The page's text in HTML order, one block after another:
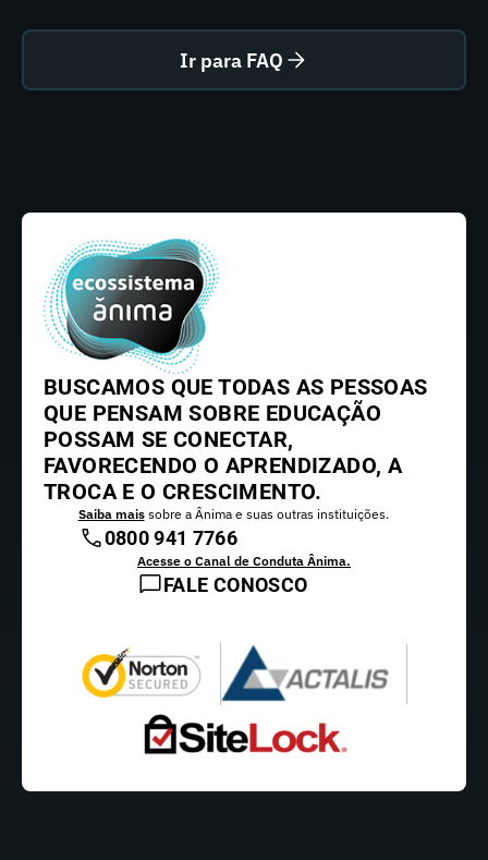
Ir para FAQ
BUSCAMOS QUE TODAS AS PESSOAS
QUE PENSAM SOBRE EDUCAÇÃO
POSSAM SE CONECTAR,
FAVORECENDO O APRENDIZADO, A
TROCA E O CRESCIMENTO.
Saiba maissobre a Ânima e suas outras instituições.
0800 941 7766
Acesse o Canal de Conduta Ânima.
FALE CONOSCO